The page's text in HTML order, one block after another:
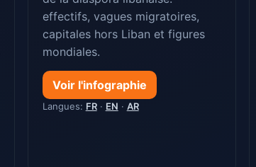
effectifs, vagues migratoires,
capitales hors Liban et figures
mondiales.
Voir l'infographie
Langues: FR· EN · AR